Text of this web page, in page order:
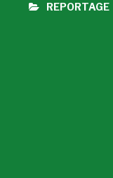
REPORTAGE